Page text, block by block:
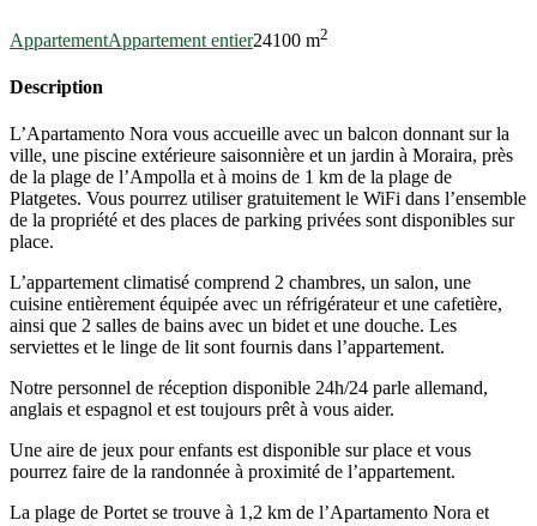
AppartementAppartement entier24100 m2
Description
L’Apartamento Nora vous accueille avec un balcon donnant sur la
ville, une piscine extérieure saisonnière et un jardin à Moraira, près
de la plage de l’Ampolla et à moins de 1 km de la plage de
Platgetes. Vous pourrez utiliser gratuitement le WiFi dans l’ensemble
de la propriété et des places de parking privées sont disponibles sur
place.
L’appartement climatisé comprend 2 chambres, un salon, une
cuisine entièrement équipée avec un réfrigérateur et une cafetière,
ainsi que 2 salles de bains avec un bidet et une douche. Les
serviettes et le linge de lit sont fournis dans l’appartement.
Notre personnel de réception disponible 24h/24 parle allemand,
anglais et espagnol et est toujours prêt à vous aider.
Une aire de jeux pour enfants est disponible sur place et vous
pourrez faire de la randonnée à proximité de l’appartement.
La plage de Portet se trouve à 1,2 km de l’Apartamento Nora et